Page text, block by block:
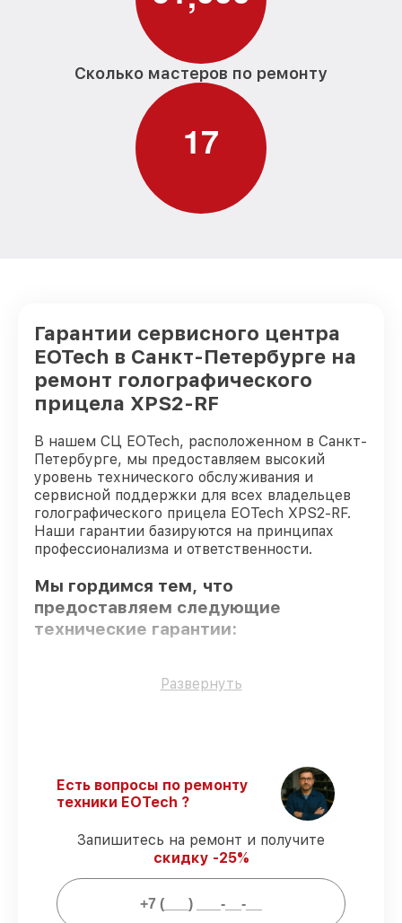
Сколько мастеров по ремонту
17
Гарантии сервисного центра
EOTech в Санкт-Петербурге на
ремонт голографического
прицела XPS2-RF
В нашем СЦ EOTech, расположенном в Санкт-
Петербурге, мы предоставляем высокий
уровень технического обслуживания и
сервисной поддержки для всех владельцев
голографического прицела EOTech XPS2-RF.
Наши гарантии базируются на принципах
профессионализма и ответственности.
Мы гордимся тем, что
предоставляем следующие
технические гарантии:
Использование оригинальных
специалисты с опытом и сертификацией.
Соблюдение сроков восстановления
обслуживание голографического
прицела XPS2-RF выполняется строго в
оговоренные сроки.
Гарантийное обслуживание
обслуживаем голографических прицелов
всегда со строгим соблюдением
гарантийных обязательств.
Развернуть
Есть вопросы по ремонту
техники EOTech ?
Запишитесь на ремонт и получите
скидку -25%